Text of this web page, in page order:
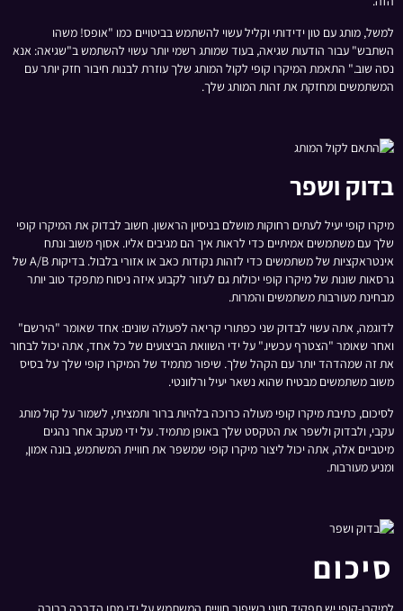
למשל, מותג עם טון ידידותי וקליל עשוי להשתמש בביטויים כמו "אופס! משהו
השתבש" עבור הודעות שגיאה, בעוד שמותג רשמי יותר עשוי להשתמש ב"שגיאה: אנא
נסה שוב." התאמת המיקרו קופי לקול המותג שלך עוזרת לבנות חיבור חזק יותר עם
המשתמשים ומחזקת את זהות המותג שלך.
בדוק ושפר
מיקרו קופי יעיל לעתים רחוקות מושלם בניסיון הראשון. חשוב לבדוק את המיקרו קופי
שלך עם משתמשים אמיתיים כדי לראות איך הם מגיבים אליו. אסוף משוב ונתח
אינטראקציות של משתמשים כדי לזהות נקודות כאב או אזורי בלבול. בדיקות A/B של
גרסאות שונות של מיקרו קופי יכולות גם לעזור לקבוע איזה ניסוח מתפקד טוב יותר
מבחינת מעורבות משתמשים והמרות.
לדוגמה, אתה עשוי לבדוק שני כפתורי קריאה לפעולה שונים: אחד שאומר "הירשם"
ואחר שאומר "הצטרף עכשיו." על ידי השוואת הביצועים של כל אחד, אתה יכול לבחור
את זה שמהדהד יותר עם הקהל שלך. שיפור מתמיד של המיקרו קופי שלך על בסיס
משוב משתמשים מבטיח שהוא נשאר יעיל ורלוונטי.
לסיכום, כתיבת מיקרו קופי מעולה כרוכה בלהיות ברור ותמציתי, לשמור על קול מותג
עקבי, ולבדוק ולשפר את הטקסט שלך באופן מתמיד. על ידי מעקב אחר נהגים
מיטביים אלה, אתה יכול ליצור מיקרו קופי שמשפר את חוויית המשתמש, בונה אמון,
ומניע מעורבות.
סיכום